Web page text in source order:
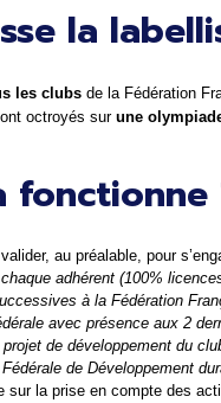
la
les clubs de la Fédération
octroyés sur une
fonctionne
au préalable, pour
adhérent (100%
à la Fédération
avec présence aux 2
de développement du
de Développement
sur la prise en compte des